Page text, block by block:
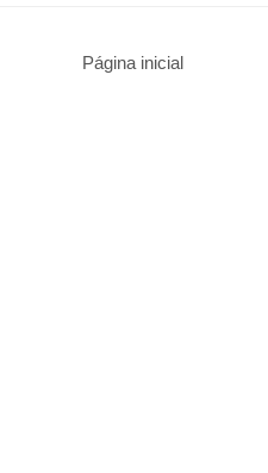
Página inicial